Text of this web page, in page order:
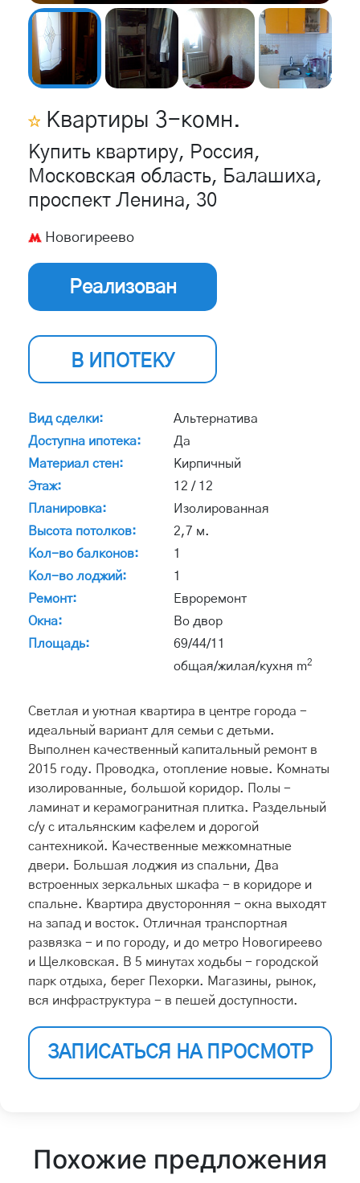
Квартиры 3-комн.
Купить квартиру, Россия,
Московская область, Балашиха,
проспект Ленина, 30
Новогиреево
Реализован
В ИПОТЕКУ
Вид сделки:
Альтернатива
Доступна ипотека:
Да
Материал стен:
Кирпичный
Этаж:
12 / 12
Планировка:
Изолированная
Высота потолков:
2,7 м.
Кол-во балконов:
1
Кол-во лоджий:
1
Ремонт:
Евроремонт
Окна:
Во двор
Площадь:
69/44/11
общая/жилая/кухня m2
Светлая и уютная квартира в центре города -
идеальный вариант для семьи с детьми.
Выполнен качественный капитальный ремонт в
2015 году. Проводка, отопление новые. Комнаты
изолированные, большой коридор. Полы -
ламинат и керамогранитная плитка. Раздельный
с/у с итальянским кафелем и дорогой
сантехникой. Качественные межкомнатные
двери. Большая лоджия из спальни, Два
встроенных зеркальных шкафа - в коридоре и
спальне. Квартира двусторонняя - окна выходят
на запад и восток. Отличная транспортная
развязка - и по городу, и до метро Новогиреево
и Щелковская. В 5 минутах ходьбы - городской
парк отдыха, берег Пехорки. Магазины, рынок,
вся инфраструктура - в пешей доступности.
ЗАПИСАТЬСЯ НА ПРОСМОТР
Похожие предложения